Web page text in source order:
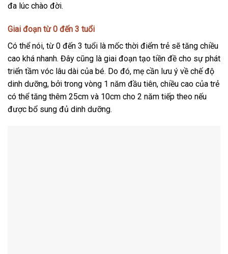
đa lúc chào đời.
Giai đoạn từ 0 đến 3 tuổi
Có thể nói, từ 0 đến 3 tuổi là mốc thời điểm trẻ sẽ tăng chiều
cao khá nhanh. Đây cũng là giai đoạn tạo tiền đề cho sự phát
triển tầm vóc lâu dài của bé. Do đó, mẹ cần lưu ý về chế độ
dinh dưỡng, bởi trong vòng 1 năm đầu tiên, chiều cao của trẻ
có thể tăng thêm 25cm và 10cm cho 2 năm tiếp theo nếu
được bổ sung đủ dinh dưỡng.